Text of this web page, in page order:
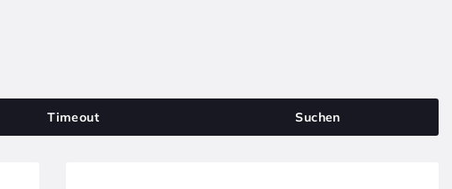
Timeout Suchen